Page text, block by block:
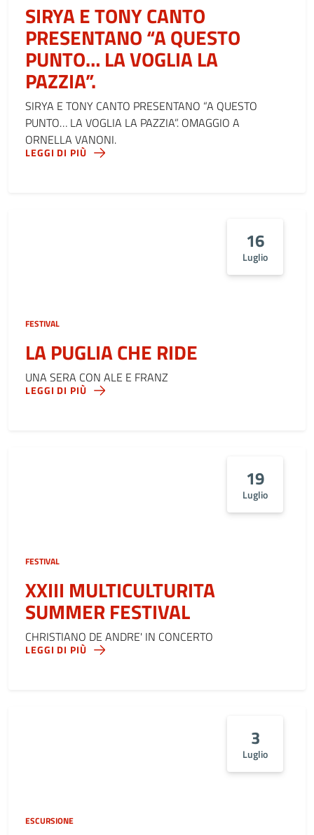
SIRYA E TONY CANTO
PRESENTANO “A QUESTO
PUNTO… LA VOGLIA LA
PAZZIA”.
SIRYA E TONY CANTO PRESENTANO “A QUESTO
PUNTO… LA VOGLIA LA PAZZIA”. OMAGGIO A
ORNELLA VANONI.
LEGGI DI PIÙ
16
Luglio
FESTIVAL
LA PUGLIA CHE RIDE
UNA SERA CON ALE E FRANZ
LEGGI DI PIÙ
19
Luglio
FESTIVAL
XXIII MULTICULTURITA
SUMMER FESTIVAL
CHRISTIANO DE ANDRE' IN CONCERTO
LEGGI DI PIÙ
3
Luglio
ESCURSIONE